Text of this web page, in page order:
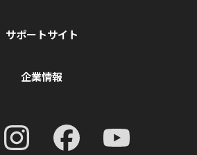
サポートサイト
企業情報